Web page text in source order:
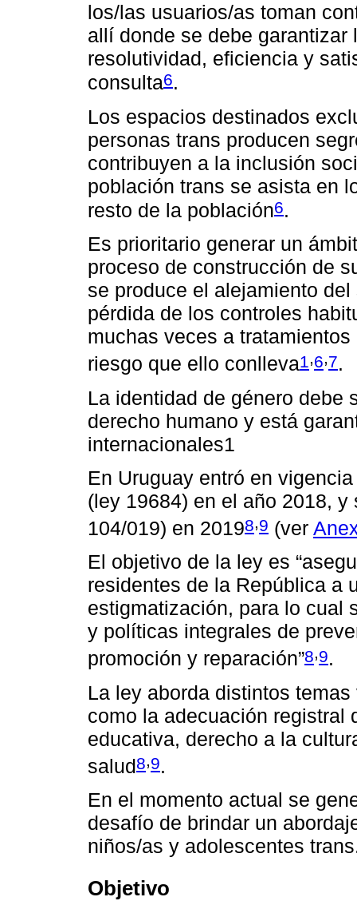
los/las usuarios/as toman
allí donde se debe
resolutividad, eficiencia y
consulta6.
Los espacios destinados
personas trans producen
contribuyen a la inclusión
población trans se asista en
resto de la población6.
Es prioritario generar un
proceso de construcción de
se produce el alejamiento
pérdida de los controles
muchas veces a
riesgo que ello conlleva1 ,6,7.
La identidad de género debe
derecho humano y está
internacionales1
En Uruguay entró en
(ley 19684) en el año 2018,
104/019) en 20198,9 (ver
El objetivo de la ley es
residentes de la República a
estigmatización, para lo cual
y políticas integrales de
promoción y reparación”8,9.
La ley aborda distintos
como la adecuación registral
educativa, derecho a la
salud8,9.
En el momento actual se
desafío de brindar un
niños/as y adolescentes
Objetivo